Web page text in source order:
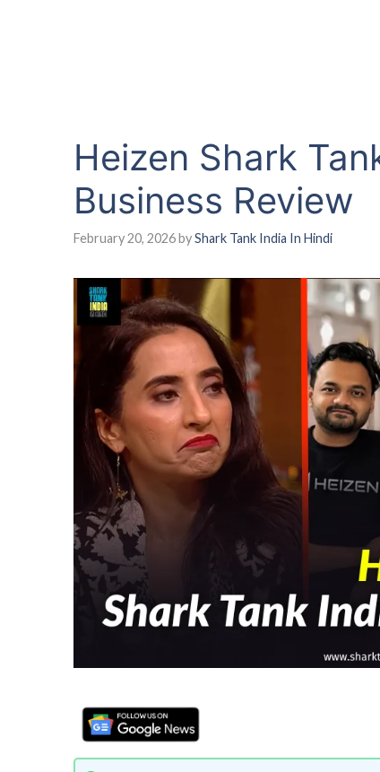
Heizen Shark
Business Review
February 20, 2026byShark Tank India In Hindi